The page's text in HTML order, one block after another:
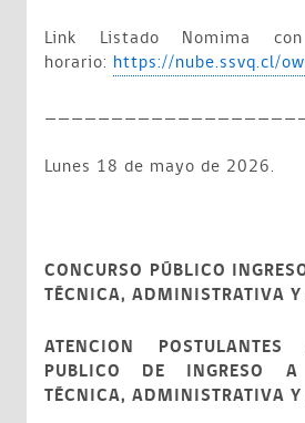
Link Listado Nomima
horario: https://nube.ssvq.cl/
Lunes 18 de mayo de 2026.
CONCURSO PÚBLICO
TÉCNICA, ADMINISTRATIVA
ATENCION
PUBLICO DE INGRESO
TÉCNICA, ADMINISTRATIVA